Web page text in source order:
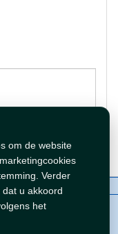
om de website
Verder
u akkoord
het
WhatsAppen
2026